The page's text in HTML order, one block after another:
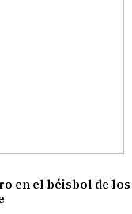
en el béisbol de los